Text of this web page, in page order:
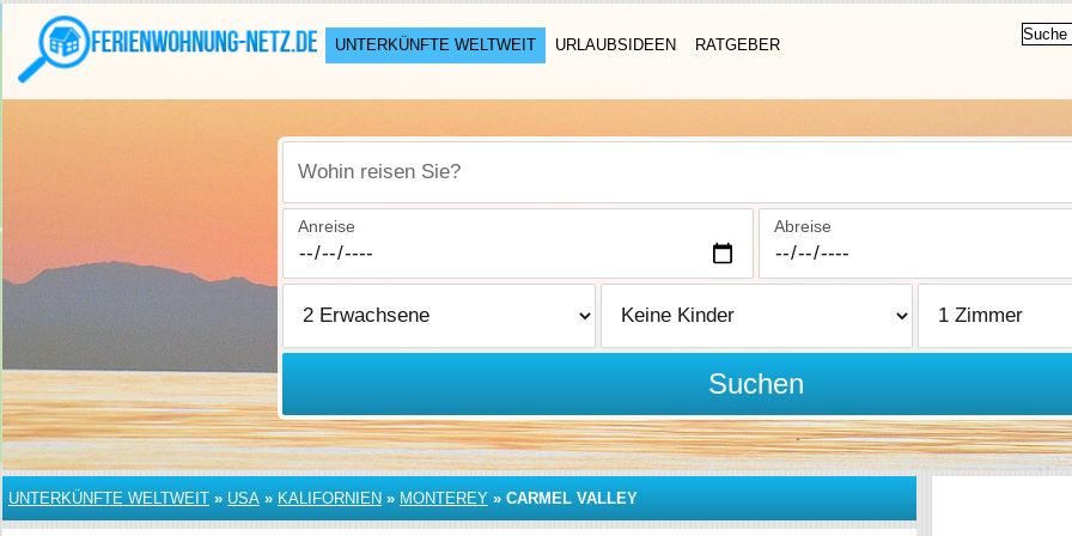
UNTERKÜNFTE WELTWEIT URLAUBSIDEEN RATGEBER
Wohin reisen Sie?
Anreise Abreise
Suchen
UNTERKÜNFTE WELTWEIT » USA » KALIFORNIEN » MONTEREY » CARMEL VALLEY